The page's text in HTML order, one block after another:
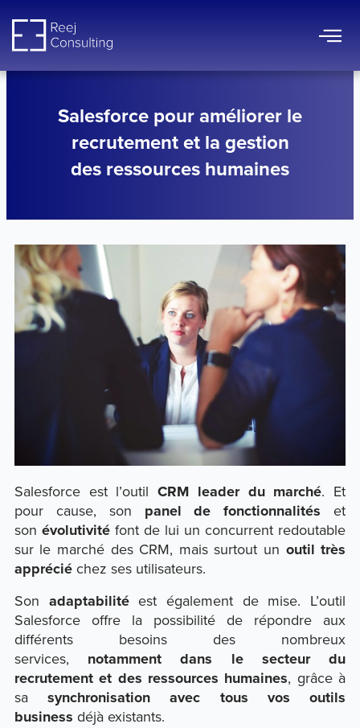
contenu
Salesforce pour améliorer le
recrutement et la gestion
des ressources humaines
Salesforce est l’outil CRM leader du marché. Et
pour cause, son panel de fonctionnalitéset
son évolutivitéfont de lui un concurrent redoutable
sur le marché des CRM, mais surtout un outil très
appréciéchez ses utilisateurs.
Son adaptabilitéest également de mise. L’outil
Salesforce offre la possibilité de répondre aux
différents besoins des nombreux
services, notamment dans le secteur du
recrutement et des ressources humaines, grâce à
sasynchronisation avec tous vos outils
business déjà existants.